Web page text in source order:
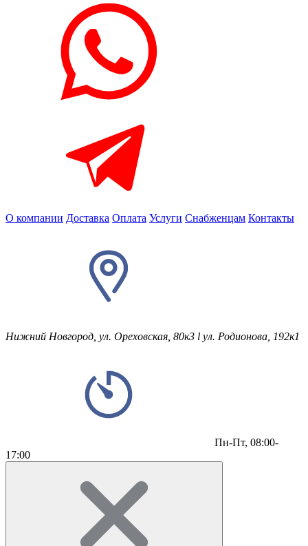
О компании Доставка Оплата Услуги Снабженцам Контакты
Нижний Новгород, ул. Ореховская, 80к3 l ул. Родионова, 192к1
Пн-Пт, 08:00-
17:00